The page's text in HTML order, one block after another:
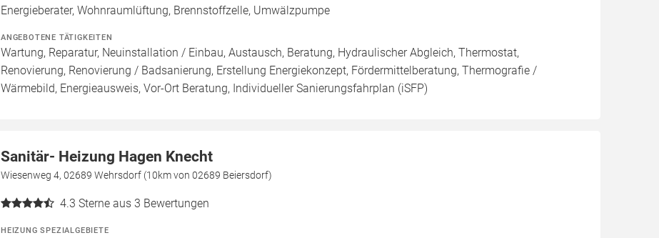
Energieberater, Wohnraumlüftung, Brennstoffzelle, Umwälzpumpe
ANGEBOTENE TÄTIGKEITEN
Wartung, Reparatur, Neuinstallation / Einbau, Austausch, Beratung, Hydraulischer Abgleich, Thermostat,
Renovierung, Renovierung / Badsanierung, Erstellung Energiekonzept, Fördermittelberatung, Thermografie /
Wärmebild, Energieausweis, Vor-Ort Beratung, Individueller Sanierungsfahrplan (iSFP)
Sanitär- Heizung Hagen Knecht
Wiesenweg 4, 02689 Wehrsdorf (10km von 02689 Beiersdorf)
4.3 Sterne aus 3 Bewertungen
HEIZUNG SPEZIALGEBIETE